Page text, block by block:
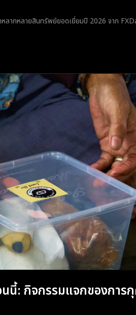
ลากหลายสินทรัพย์ยอดเยี่ยมปี 2026 จาก
นี้: กิจกรรมแจกของการ